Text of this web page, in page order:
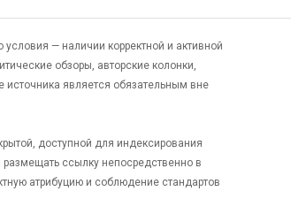
— наличии корректной и активной
обзоры, авторские колонки,
является обязательным вне
доступной для индексирования
ссылку непосредственно в
атрибуцию и соблюдение стандартов